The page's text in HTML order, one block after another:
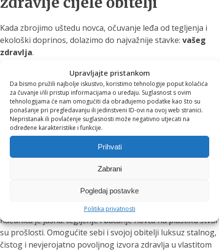
Upravljajte pristankom
Da bismo pružili najbolje iskustvo, koristimo tehnologije poput kolačića
za čuvanje i/ili pristup informacijama o uređaju. Suglasnost s ovim
tehnologijama će nam omogućiti da obrađujemo podatke kao što su
ponašanje pri pregledavanju ili jedinstveni ID-ovi na ovoj web stranici.
Nepristanak ili povlačenje suglasnosti može negativno utjecati na
određene karakteristike i funkcije.
Prihvati
Zabrani
Pogledaj postavke
Politika privatnosti
Kada zbrojimo uštedu novca, očuvanje leđa od tegljenja i
ekološki doprinos, dolazimo do najvažnije stavke: vašeg
zdravlja.
Voda iz EVA filtera nije samo pročišćena od klora, kamenca,
teških metala i bakterija. Zahvaljujući bazi od koraljnog i
vulkanskog kamenja, ona je prirodno mineralizirana, blago
alkalna (pH 7,5 - 8,0) i strukturirana tako da je stanice
našeg tijela lakše apsorbiraju. Pijući kvalitetnu vodu,
poboljšavate probavu, podižete razinu energije i čistite
Vrijeme je za pametnu
Računica je jasna: tegljenje i bacanje novca na plastiku stvar
su prošlosti. Omogućite sebi i svojoj obitelji luksuz stalnog,
čistog i nevjerojatno povoljnog izvora zdravlja u vlastitom